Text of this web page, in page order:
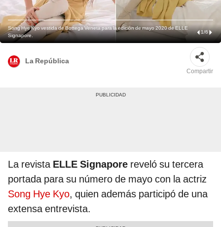
Song Hye Kyo vestida de Bottega Veneta para la edición de mayo 2020 de ELLE
Signapore.
1/6
La República
Compartir
La revista ELLE Signapore reveló su tercera
portada para su número de mayo con la actriz
Song Hye Kyo, quien además participó de una
extensa entrevista.